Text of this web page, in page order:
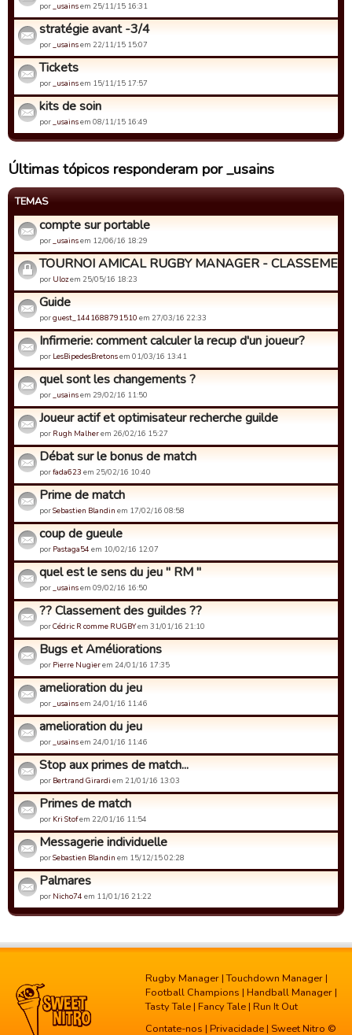
por _usainsem 25/11/15 16:31
stratégie avant -3/4
por _usainsem 22/11/15 15:07
Tickets
por _usainsem 15/11/15 17:57
kits de soin
por _usainsem 08/11/15 16:49
Últimas tópicos responderam por _usains
TEMAS
compte sur portable
por _usainsem 12/06/16 18:29
TOURNOI AMICAL RUGBY MANAGER -
por Ulozem 25/05/16 18:23
Guide
porguest_1441688791510 em 27/03/16 22:33
Infirmerie: comment calculer la recup d'un joueur?
por LesBipedesBretonsem 01/03/16 13:41
quel sont les changements ?
por _usainsem 29/02/16 11:50
Joueur actif et optimisateur recherche guilde
por Rugh Malherem 26/02/16 15:27
Débat sur le bonus de match
porfada623 em 25/02/16 10:40
Prime de match
porSebastien Blandin em 17/02/16 08:58
coup de gueule
por Pastaga54 em 10/02/16 12:07
quel est le sens du jeu " RM "
por _usainsem 09/02/16 16:50
?? Classement des guildes ??
porCédric R comme RUGBYem 31/01/16 21:10
Bugs et Améliorations
por Pierre Nugierem 24/01/16 17:35
amelioration du jeu
por _usainsem 24/01/16 11:46
amelioration du jeu
por _usainsem 24/01/16 11:46
Stop aux primes de match...
por Bertrand Girardi em 21/01/16 13:03
Primes de match
por Kri Stofem 22/01/16 11:54
Messagerie individuelle
porSebastien Blandin em 15/12/15 02:28
Palmares
por Nicho74 em 11/01/16 21:22
Rugby Manager |Touchdown Manager |
Football Champions | Handball Manager |
Tasty Tale | Fancy Tale | Run It Out
Contate-nos | Privacidade | Sweet Nitro ©